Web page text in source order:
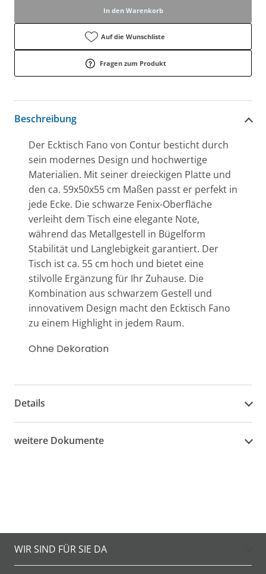
In den Warenkorb
Auf die Wunschliste
Fragen zum Produkt
Beschreibung
Der Ecktisch Fano von Contur besticht durch
sein modernes Design und hochwertige
Materialien. Mit seiner dreieckigen Platte und
den ca. 59x50x55 cm Maßen passt er perfekt in
jede Ecke. Die schwarze Fenix-Oberfläche
verleiht dem Tisch eine elegante Note,
während das Metallgestell in Bügelform
Stabilität und Langlebigkeit garantiert. Der
Tisch ist ca. 55 cm hoch und bietet eine
stilvolle Ergänzung für Ihr Zuhause. Die
Kombination aus schwarzem Gestell und
innovativem Design macht den Ecktisch Fano
zu einem Highlight in jedem Raum.
Ohne Dekoration
Details
weitere Dokumente
WIR SIND FÜR SIE DA